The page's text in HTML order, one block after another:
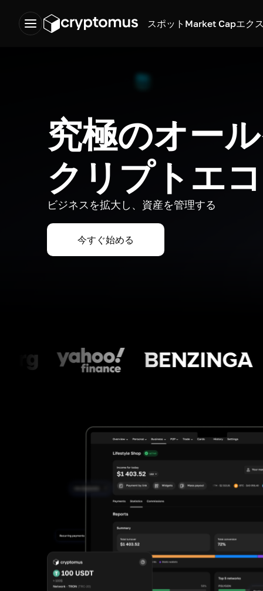
スポット Market Capエク
究極のオー
クリプトエ
ビジネスを拡大し、資産を管理する
今すぐ始める